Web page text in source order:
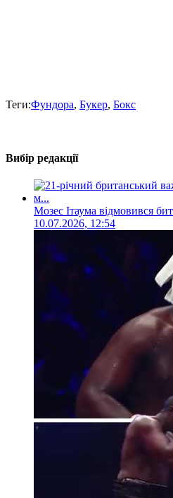
Теги:Фундора, Букер, Бокс
Вибір редакції
Мозес Ітаума відмовився
10.07.2026, 12:54